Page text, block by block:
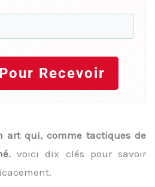
Recevoir
art qui, comme tactiques de
voici dix clés pour savoir